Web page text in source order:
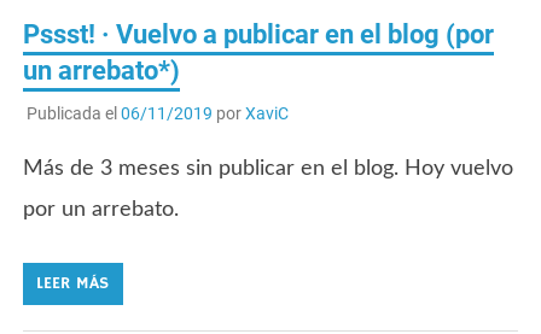
Pssst! · Vuelvo a publicar en el blog (por
un arrebato*)
Publicada el 06/11/2019 porXaviC
Más de 3 meses sin publicar en el blog. Hoy vuelvo
por un arrebato.
LEER MÁS